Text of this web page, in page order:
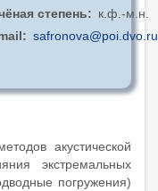
степень
к.ф.-м.н.
safronova@poi.dvo.ru
акустической
экстремальных
погружения)